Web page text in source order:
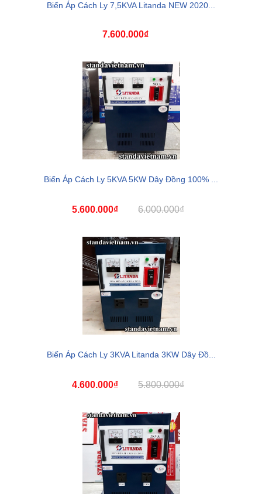
Biến Áp Cách Ly 7,5KVA Litanda NEW 2020...
7.600.000₫
Biến Áp Cách Ly 5KVA 5KW Dây Đồng 100% ...
5.600.000₫ 6.000.000₫
Biến Áp Cách Ly 3KVA Litanda 3KW Dây Đồ...
4.600.000₫ 5.800.000₫